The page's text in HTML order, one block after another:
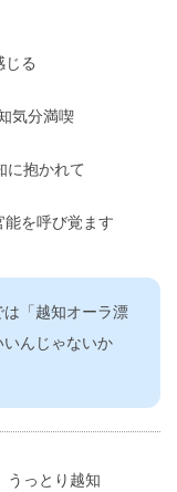
じる
気分満喫
に抱かれて
能を呼び覚ます
は「越知オーラ漂
いんじゃないか
うっとり越知